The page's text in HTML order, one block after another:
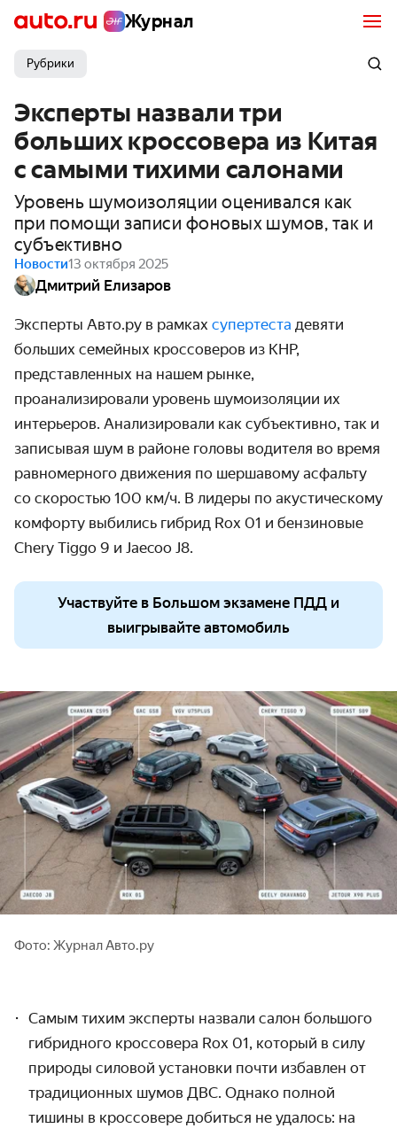
Журнал
Рубрики
Эксперты назвали три
больших кроссовера из Китая
с самыми тихими салонами
Уровень шумоизоляции оценивался как
при помощи записи фоновых шумов, так и
субъективно
Новости13 октября 2025
Дмитрий Елизаров
Эксперты Авто.ру в рамках супертеста девяти
больших семейных кроссоверов из КНР,
представленных на нашем рынке,
проанализировали уровень шумоизоляции их
интерьеров. Анализировали как субъективно, так и
записывая шум в районе головы водителя во время
равномерного движения по шершавому асфальту
со скоростью 100 км/ч. В лидеры по акустическому
комфорту выбились гибрид Rox 01 и бензиновые
Chery Tiggo 9 и Jaecoo J8.
Участвуйте в Большом экзамене ПДД и
выигрывайте автомобиль
Фото: Журнал Авто.ру
Самым тихим эксперты назвали салон большого
гибридного кроссовера Rox 01, который в силу
природы силовой установки почти избавлен от
традиционных шумов ДВС. Однако полной
тишины в кроссовере добиться не удалось: на